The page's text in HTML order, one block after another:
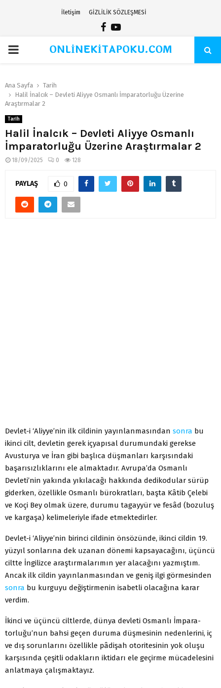
İletişim GİZLİLİK SÖZLEŞMESİ
Facebook
Youtube
PRIMARYONLİNEKİTAPOKU.COM
Ana Sayfa
Tarih
Halil İnalcık – Devleti Aliyye Osmanlı İmparatorluğu Üzerine
Araştırmalar 2
Tarih
Halil İnalcık – Devleti Aliyye Osmanlı
İmparatorluğu Üzerine Araştırmalar 2
18/09/2025 0 128
PAYLAŞ 0
Devlet-i ‘Aliyye’nin ilk cildinin yayınlanmasından sonra bu
ikinci cilt, devletin gerek içyapısal durumundaki gerekse
Avusturya ve İran gibi başlıca düşmanları karşısındaki
başarısızlıklarını ele almaktadır. Avrupa’da Osmanlı
Devleti’nin yakında yıkılacağı hakkında dedikodular sürüp
giderken, özellikle Osmanlı bürokratları, başta Kâtib Çelebi
ve Koçi Bey olmak üzere, durumu tagayyür ve fesâd (bozuluş
ve kargaşa) kelimeleriyle ifade etmektedirler.
Devlet-i ‘Aliyye’nin birinci cildinin önsözünde, ikinci cildin 19.
yüzyıl sonlarına dek uzanan dönemi kapsayacağını, üçüncü
ciltte İngilizce araştırmalarımın yer alacağını yazmıştım.
Ancak ilk cildin yayınlanmasından ve geniş ilgi görmesinden
sonra bu kurguyu değiştirmenin isabetli olacağına karar
verdim.
İkinci ve üçüncü ciltlerde, dünya devleti Osmanlı İmpara-
torluğu’nun bahsi geçen duruma düşmesinin nedenlerini, iç
ve dış sorunlarını özellikle pâdişah otoritesinin yok oluşu
karşısında çeşitli odakların iktidarı ele geçirme mücadelesini
anlatmaya çalışmaktayız.